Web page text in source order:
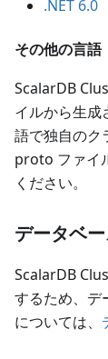
.NET 6.0
その他の言語
ScalarDB
イルから生成
語で独自のク
proto ファイ
ください。
データベ
ScalarDB
するため、デ
については、